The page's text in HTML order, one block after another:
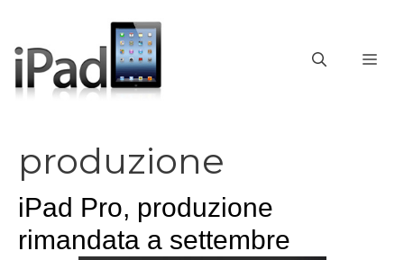
contenuto
produzione
iPad Pro, produzione
rimandata a settembre